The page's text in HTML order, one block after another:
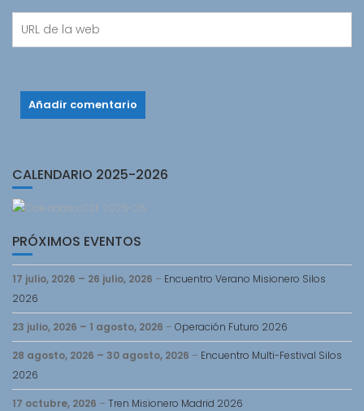
CALENDARIO 2025-2026
PRÓXIMOS EVENTOS
17 julio, 2026 – 26 julio, 2026 – Encuentro Verano Misionero Silos
2026
23 julio, 2026 – 1 agosto, 2026 – Operación Futuro 2026
28 agosto, 2026 – 30 agosto, 2026 – Encuentro Multi-Festival Silos
2026
17 octubre, 2026 – Tren Misionero Madrid 2026